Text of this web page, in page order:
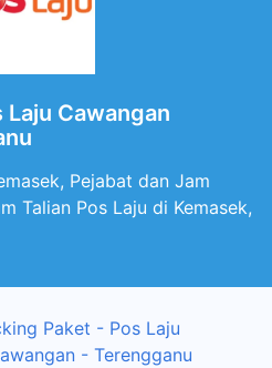
Cawangan
Pejabat dan Jam
Talian Pos Laju di Kemasek,
Paket - Pos Laju
- Terengganu